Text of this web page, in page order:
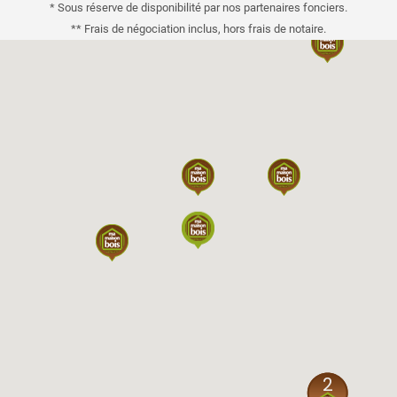
* Sous réserve de disponibilité par nos partenaires fonciers.
** Frais de négociation inclus, hors frais de notaire.
2